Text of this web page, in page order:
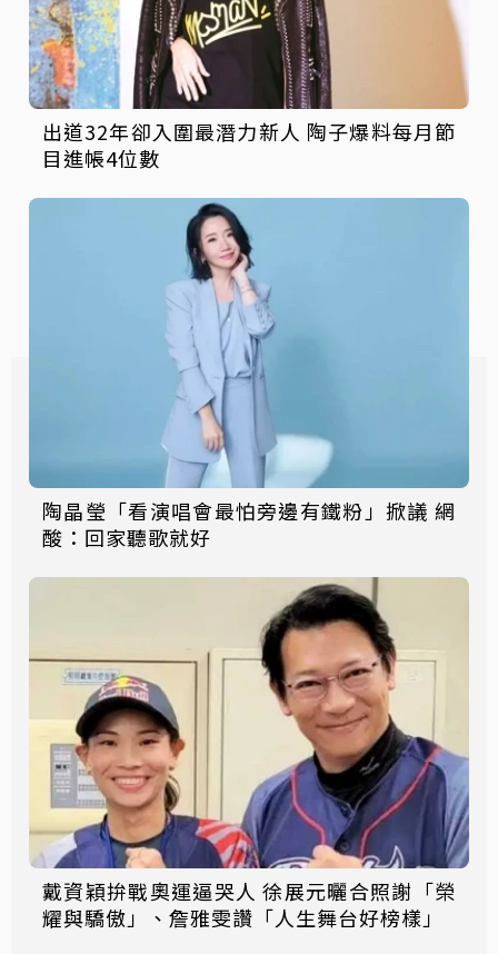
出道32年卻入圍最潛力新人 陶子爆料每月節
目進帳4位數
陶晶瑩「看演唱會最怕旁邊有鐵粉」掀議 網
酸：回家聽歌就好
戴資穎拚戰奧運逼哭人 徐展元曬合照謝「榮
耀與驕傲」、詹雅雯讚「人生舞台好榜樣」